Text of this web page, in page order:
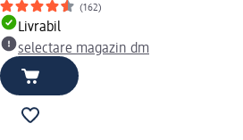
(162)
Livrabil
selectare magazin dm